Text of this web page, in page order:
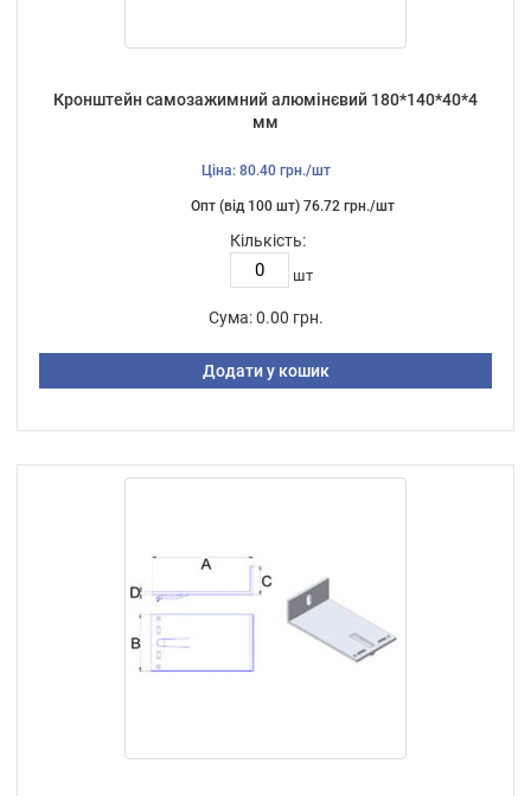
Кронштейн самозажимний алюмінєвий 180*140*40*4
мм
Ціна: 80.40 грн./шт
Опт (від 100 шт) 76.72 грн./шт
Кількість:
шт
Сума: 0.00 грн.
Додати у кошик